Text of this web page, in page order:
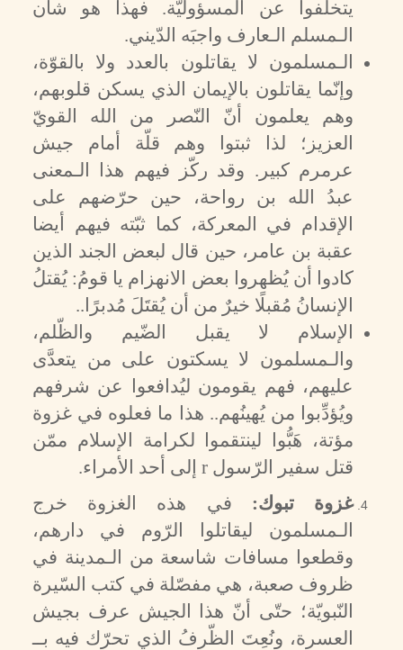
يتخلّفوا عن المسؤوليّة. فهذا هو شأن
الـمسلم الـعارف واجبَه الدّيني.
الـمسلمون لا يقاتلون بالعدد ولا بالقوّة،
وإنّما يقاتلون بالإيمان الذي يسكن قلوبهم،
وهم يعلمون أنّ النّصر من الله القويّ
العزيز؛ لذا ثبتوا وهم قلّة أمام جيش
عرمرم كبير. وقد ركّز فيهم هذا الـمعنى
عبدُ الله بن رواحة، حين حرّضهم على
الإقدام في المعركة، كما ثبّته فيهم أيضا
عقبة بن عامر، حين قال لبعض الجند الذين
كادوا أن يُظهروا بعض الانهزام يا قومُ: يُقتلُ
الإنسانُ مُقبلًا خيرٌ من أن يُقتَلَ مُدبرًا..
الإسلام لا يقبل الضّيم والظّلم،
والـمسلمون لا يسكتون على من يتعدَّى
عليهم، فهم يقومون ليُدافعوا عن شرفهم
ويُؤدِّبوا من يُهينُهم.. هذا ما فعلوه في غزوة
مؤتة، هَبُّوا لينتقموا لكرامة الإسلام ممّن
قتل سفير الرّسول r إلى أحد الأمراء.
غزوة تبوك: في هذه الغزوة خرج
الـمسلمون ليقاتلوا الرّوم في دارهم،
وقطعوا مسافات شاسعة من الـمدينة في
ظروف صعبة، هي مفصّلة في كتب السّيرة
النّبويّة؛ حتّى أنّ هذا الجيش عرف بجيش
العسرة، ونُعِتَ الظّرفُ الذي تحرّك فيه بــ